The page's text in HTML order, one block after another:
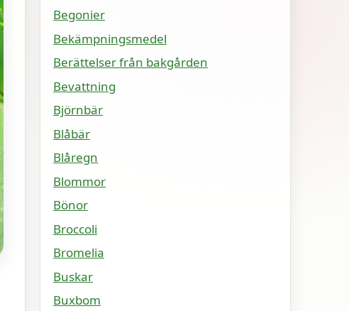
Begonier
Bekämpningsmedel
Berättelser från bakgården
Bevattning
Björnbär
Blåbär
Blåregn
Blommor
Bönor
Broccoli
Bromelia
Buskar
Buxbom